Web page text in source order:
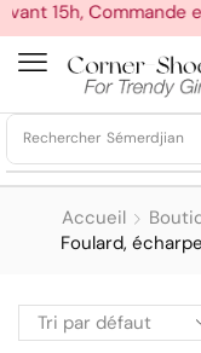
15h, Commande
Rechercher Baskets
Accueil
Foulard, écharpe